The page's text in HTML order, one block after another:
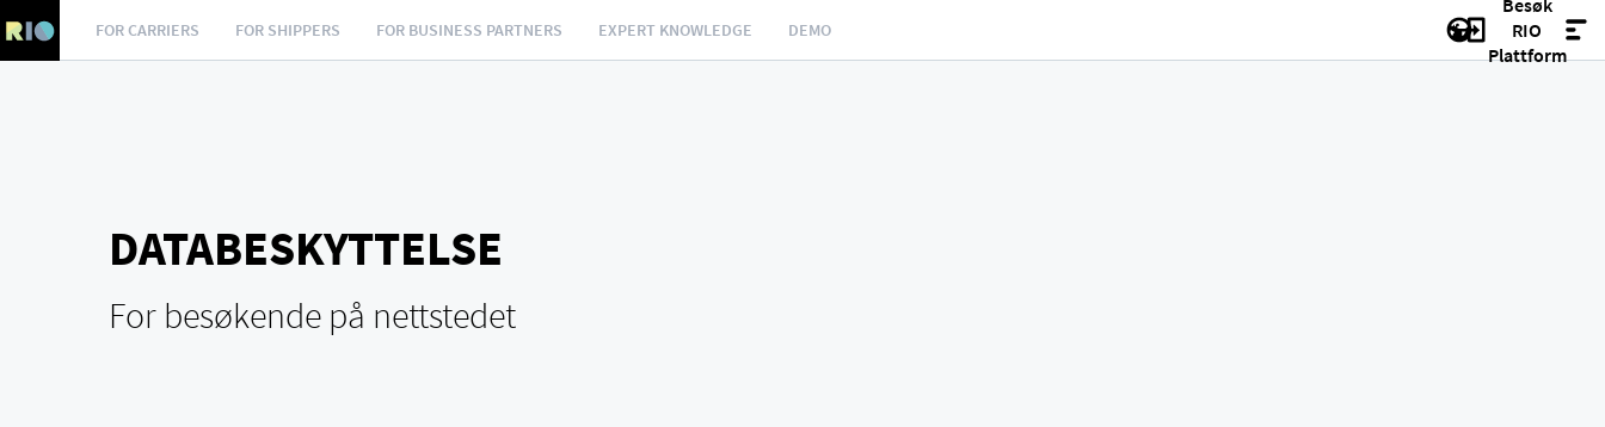
FOR CARRIERS FOR SHIPPERS FOR BUSINESS PARTNERS EXPERT KNOWLEDGE DEMO
RIO
Plattform
DATABESKYTTELSE
For besøkende på nettstedet